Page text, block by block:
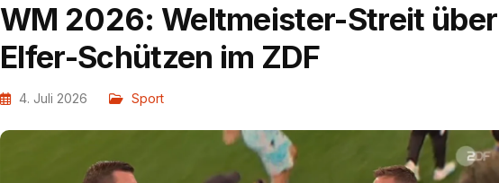
WM 2026: Weltmeister-Streit über
Elfer-Schützen im ZDF
4. Juli 2026 Sport